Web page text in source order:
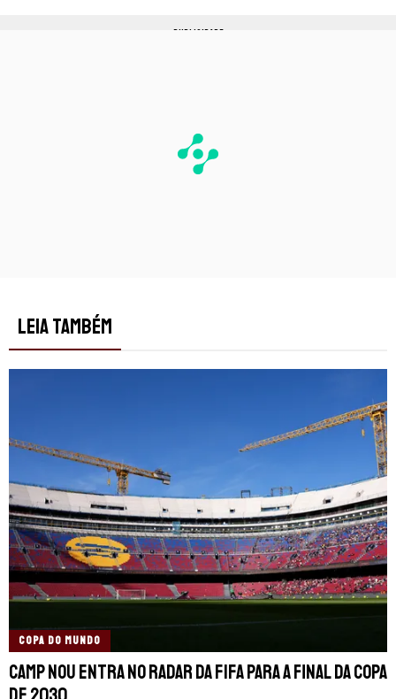
PUBLICIDADE
LEIA TAMBÉM
COPA DO MUNDO
Camp Nou entra no radar da FIFA para a final da Copa